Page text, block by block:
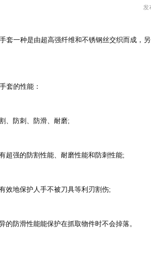
发
套的性能：
割、防刺、防滑、耐磨;
有超强的防割性能、耐磨性能和防刺性能;
有效地保护人手不被刀具等利刃割伤;
异的防滑性能能保护在抓取物件时不会掉落。